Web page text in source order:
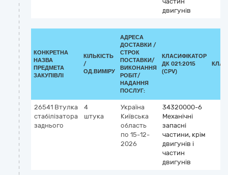
двигунів
КОНКРЕТНА
НАЗВА
ПРЕДМЕТА
ЗАКУПІВЛІ
КІЛЬКІСТЬ
/
ОД.ВИМІРУ
АДРЕСА
ДОСТАВКИ /
СТРОК
ПОСТАВКИ/
ВИКОНАННЯ
РОБІТ/
НАДАННЯ
ПОСЛУГ:
КЛАСИФІКАТОР
ДК 021:2015
(CPV)
26541 Втулка
стабілізатора
заднього
4
штука
Україна
Київська
область
по 15-12-
2026
34320000-6
Механічні
запасні
частини, крім
двигунів і
частин
двигунів